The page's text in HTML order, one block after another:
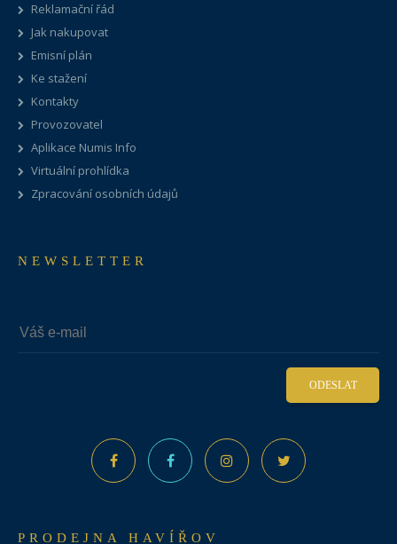
Reklamační řád
Jak nakupovat
Emisní plán
Ke stažení
Kontakty
Provozovatel
Aplikace Numis Info
Virtuální prohlídka
Zpracování osobních údajů
NEWSLETTER
ODESLAT
PRODEJNA HAVÍŘOV